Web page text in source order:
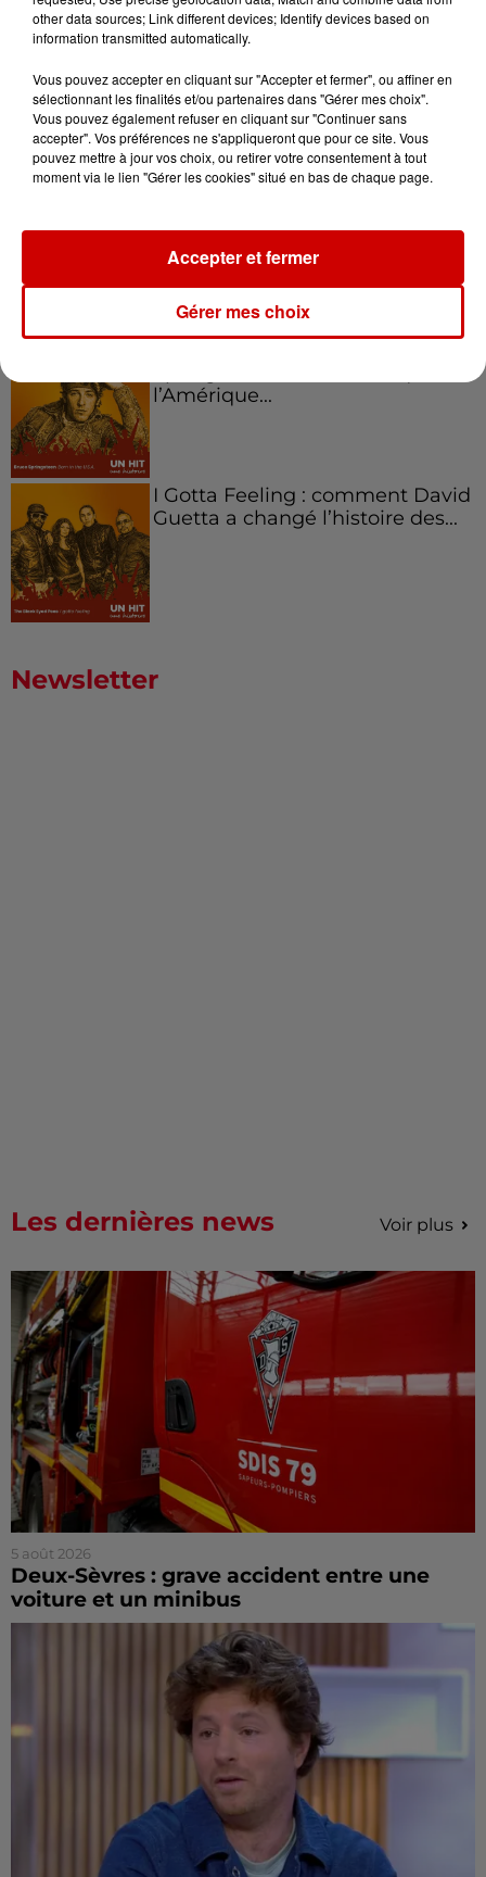
emblématique de
l'entrepreneuriat féminin
Canada et accueillir les bleus à
Boston,...
l’Amérique...
I Gotta Feeling : comment David
Guetta a changé l’histoire des...
Newsletter
Les dernières news Voir plus
5 août 2026
Deux-Sèvres : grave accident entre une
voiture et un minibus
other data sources; Link different devices; Identify devices based on
information transmitted automatically.
Vous pouvez accepter en cliquant sur "Accepter et fermer", ou affiner en
sélectionnant les finalités et/ou partenaires dans "Gérer mes choix".
Vous pouvez également refuser en cliquant sur "Continuer sans
accepter". Vos préférences ne s'appliqueront que pour ce site. Vous
pouvez mettre à jour vos choix, ou retirer votre consentement à tout
moment via le lien "Gérer les cookies" situé en bas de chaque page.
Gérer mes choix
Accepter et fermer